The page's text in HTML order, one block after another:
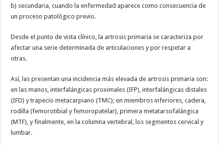
b) secundaria, cuando la enfermedad aparece como consecuencia de
un proceso patológico previo.
Desde el punto de vista clínico, la artrosis primaria se caracteriza por
afectar una serie determinada de articulaciones y por respetar a
otras.
Así, las presentan una incidencia más elevada de artrosis primaria son:
en las manos, interfalángicas proximales (IFP), interfalángicas distales
(IFD) y trapecio metacarpiano (TMC); en miembros inferiores, cadera,
rodilla (femorotibial y femoropatelar), primera metatarsofalángica
(MTF), y finalmente, en la columna vertebral, los segmentos cervical y
lumbar.